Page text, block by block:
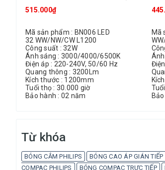
515.000₫
Mã sản phẩm : BN006 LED
32 WW/NW/CW L1200
Công suất : 32W
Ánh sáng : 3000/4000/6500K
Điện áp : 220-240V, 50/60 Hz
Quang thông : 3200Lm
Kích thước : 1200mm
Tuổi thọ : 30.000 giờ
Bảo hành : 02 năm
Mã
Từ khóa
BÓNG CẮM PHILIPS BÓNG CAO ÁP GIÁN TIẾP
COMPAC PHILIPS
BÓNG COMPAC TRỰC TIẾP